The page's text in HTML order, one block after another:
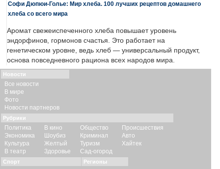
Софи Дюпюи-Голье: Мир хлеба. 100 лучших рецептов домашнего
хлеба со всего мира
Аромат свежеиспеченного хлеба повышает уровень
эндорфинов, гормонов счастья. Это работает на
генетическом уровне, ведь хлеб — универсальный продукт,
основа повседневного рациона всех народов мира.
Новости
Все новости
В мире
Фото
Новости партнеров
Рубрики
Политика
Экономика
Культура
В театр
В кино
Шоубиз
Желтый
Здоровье
Общество
Криминал
Туризм
Сад-огород
Происшествия
Авто
Хайтек
Спорт Регионы